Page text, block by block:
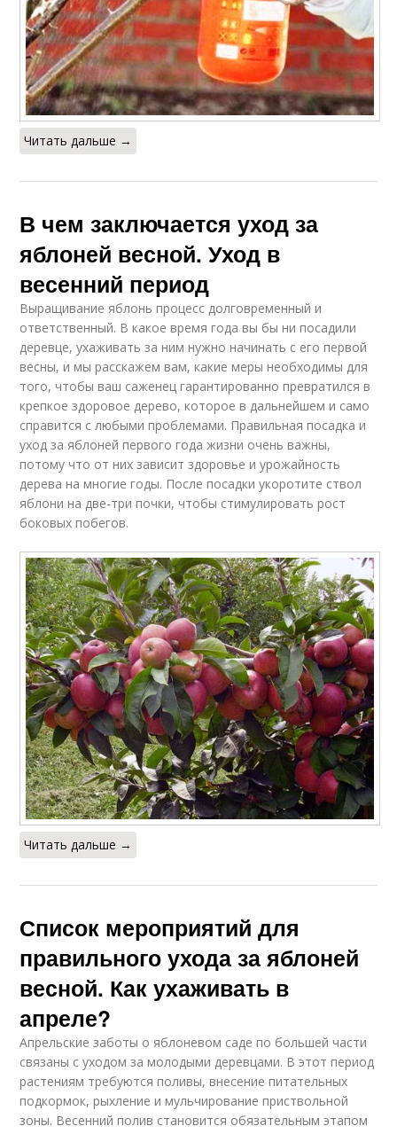
Читать дальше →
В чем заключается уход за
яблоней весной. Уход в
весенний период
Выращивание яблонь процесс долговременный и
ответственный. В какое время года вы бы ни посадили
деревце, ухаживать за ним нужно начинать с его первой
весны, и мы расскажем вам, какие меры необходимы для
того, чтобы ваш саженец гарантированно превратился в
крепкое здоровое дерево, которое в дальнейшем и само
справится с любыми проблемами. Правильная посадка и
уход за яблоней первого года жизни очень важны,
потому что от них зависит здоровье и урожайность
дерева на многие годы. После посадки укоротите ствол
яблони на две-три почки, чтобы стимулировать рост
боковых побегов.
Читать дальше →
Список мероприятий для
правильного ухода за яблоней
весной. Как ухаживать в
апреле?
Апрельские заботы о яблоневом саде по большей части
связаны с уходом за молодыми деревцами. В этот период
растениям требуются поливы, внесение питательных
подкормок, рыхление и мульчирование приствольной
зоны. Весенний полив становится обязательным этапом